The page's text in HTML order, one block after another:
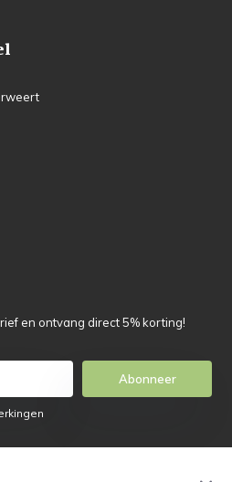
en ontvang direct 5% korting!
Abonneer